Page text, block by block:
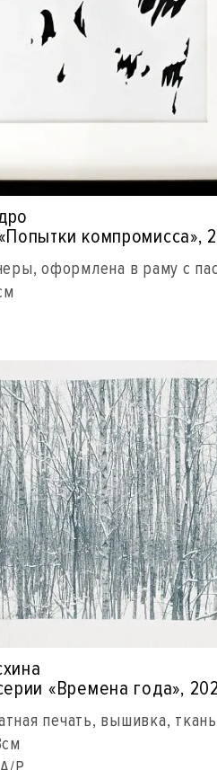
компромисса»,
оформлена в раму с
«Времена года»,
печать, вышивка, ткань